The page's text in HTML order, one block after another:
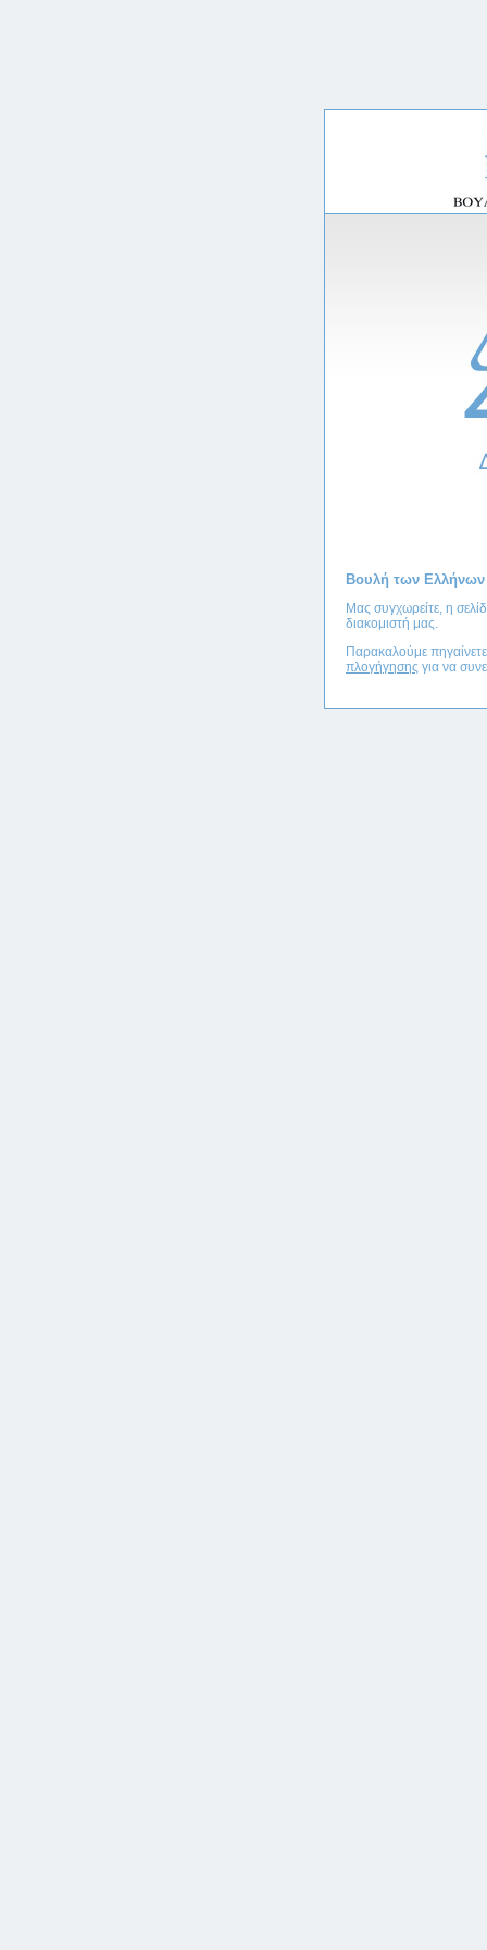
Βουλή των Ελλήνων
Μας συγχωρείτε, η
διακομιστή μας.
Παρακαλούμε
πλογήγησης για να